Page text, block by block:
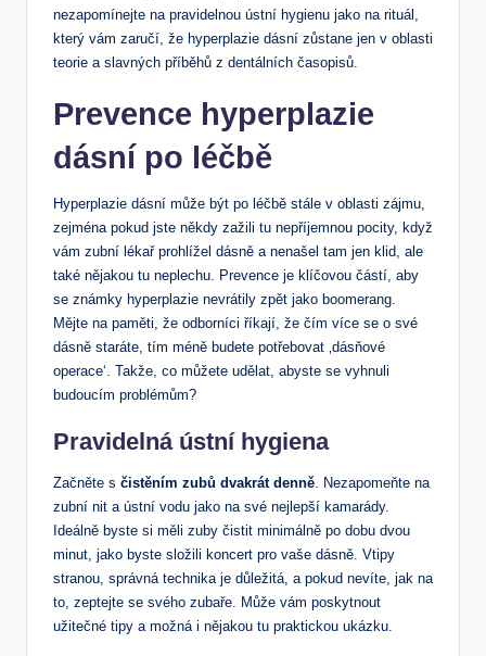
nezapomínejte na pravidelnou ústní hygienu jako na rituál,
který vám zaručí, že hyperplazie dásní zůstane jen v oblasti
teorie a slavných příběhů z dentálních časopisů.
Prevence hyperplazie
dásní po léčbě
Hyperplazie dásní může být po léčbě stále v oblasti zájmu,
zejména pokud jste někdy zažili tu nepříjemnou pocity, když
vám zubní lékař prohlížel dásně a nenašel tam jen klid, ale
také nějakou tu neplechu. Prevence je klíčovou částí, aby
se známky hyperplazie nevrátily zpět jako boomerang.
Mějte na paměti, že odborníci říkají, že čím více se o své
dásně staráte, tím méně budete potřebovat ‚dásňové
operace‘. Takže, co můžete udělat, abyste se vyhnuli
budoucím problémům?
Pravidelná ústní hygiena
Začněte s čistěním zubů dvakrát denně . Nezapomeňte na
zubní nit a ústní vodu jako na své nejlepší kamarády.
Ideálně byste si měli zuby čistit minimálně po dobu dvou
minut, jako byste složili koncert pro vaše dásně. Vtipy
stranou, správná technika je důležitá, a pokud nevíte, jak na
to, zeptejte se svého zubaře. Může vám poskytnout
užitečné tipy a možná i nějakou tu praktickou ukázku.